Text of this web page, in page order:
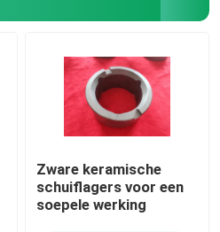
Zware keramische
schuiflagers voor een
soepele werking